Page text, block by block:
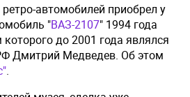
автомобилей приобрел у
"ВАЗ-2107" 1994 года
до 2001 года являлся
Дмитрий Медведев. Об этом
.